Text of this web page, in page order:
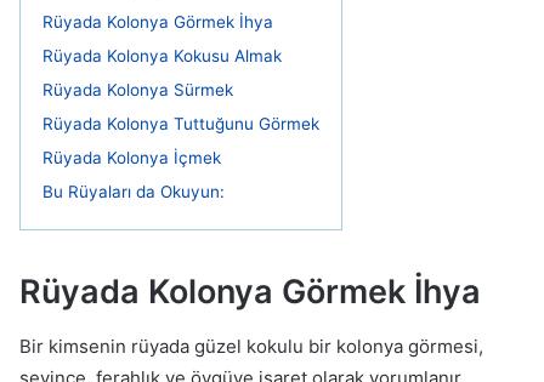
Rüyada Kolonya Görmek İhya
Rüyada Kolonya Kokusu Almak
Rüyada Kolonya Sürmek
Rüyada Kolonya Tuttuğunu Görmek
Rüyada Kolonya İçmek
Bu Rüyaları da Okuyun:
Rüyada Kolonya Görmek İhya
Bir kimsenin rüyada güzel kokulu bir kolonya görmesi,
sevince, ferahlık ve övgüye işaret olarak yorumlanır